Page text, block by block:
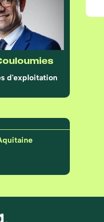
d'exploitation